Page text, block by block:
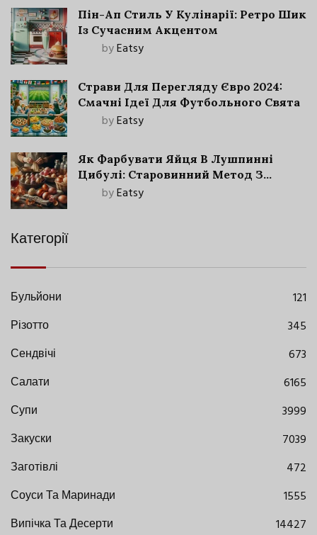
Пін-Ап Стиль У Кулінарії: Ретро Шик
Із Сучасним Акцентом
byEatsy
Страви Для Перегляду Євро 2024:
Смачні Ідеї Для Футбольного Свята
byEatsy
Як Фарбувати Яйця В Лушпинні
Цибулі: Старовинний Метод З
Сучасними Нюансами
byEatsy
Категорії
Бульйони
121
Різотто
345
Сендвічі
673
Салати
6165
Супи
3999
Закуски
7039
Заготівлі
472
Соуси Та Маринади
1555
Випічка Та Десерти
14427